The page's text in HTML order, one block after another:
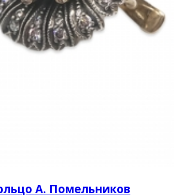
А. Помельников